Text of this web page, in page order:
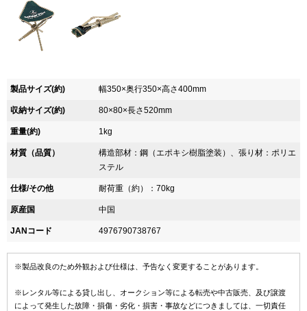
製品サイズ(約) 幅350×奥行350×高さ400mm
収納サイズ(約) 80×80×長さ520mm
重量(約) 1kg
材質（品質）
構造部材：鋼（エポキシ樹脂塗装）、張り材：ポリエ
ステル
仕様/その他 耐荷重（約）：70kg
原産国 中国
JANコード 4976790738767
※製品改良のため外観および仕様は、予告なく変更することがあります。
※レンタル等による貸し出し、オークション等による転売や中古販売、及び譲渡
によって発生した故障・損傷・劣化・損害・事故などにつきましては、一切責任